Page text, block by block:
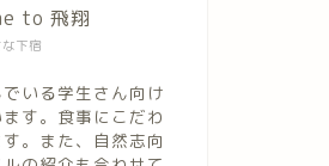
下宿
to 飛翔
いる学生さん向け
す。食事にこだわ
。また、自然志向